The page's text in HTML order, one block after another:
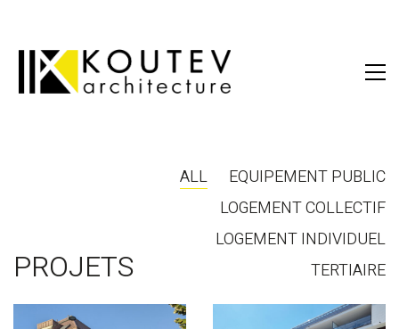
PROJETS
ALL
EQUIPEMENT PUBLIC
LOGEMENT COLLECTIF
LOGEMENT INDIVIDUEL
TERTIAIRE